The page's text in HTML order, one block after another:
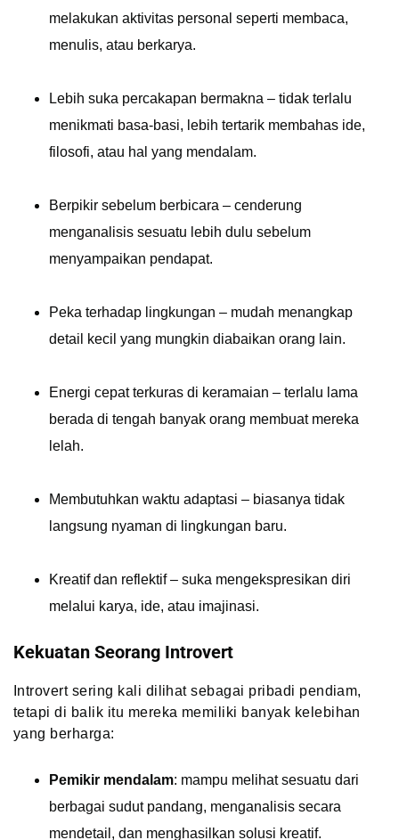
melakukan aktivitas personal seperti membaca,
menulis, atau berkarya.
Lebih suka percakapan bermakna – tidak terlalu
menikmati basa-basi, lebih tertarik membahas ide,
filosofi, atau hal yang mendalam.
Berpikir sebelum berbicara – cenderung
menganalisis sesuatu lebih dulu sebelum
menyampaikan pendapat.
Peka terhadap lingkungan – mudah menangkap
detail kecil yang mungkin diabaikan orang lain.
Energi cepat terkuras di keramaian – terlalu lama
berada di tengah banyak orang membuat mereka
lelah.
Membutuhkan waktu adaptasi – biasanya tidak
langsung nyaman di lingkungan baru.
Kreatif dan reflektif – suka mengekspresikan diri
melalui karya, ide, atau imajinasi.
Kekuatan Seorang Introvert
Introvert sering kali dilihat sebagai pribadi pendiam,
tetapi di balik itu mereka memiliki banyak kelebihan
yang berharga:
Pemikir mendalam: mampu melihat sesuatu dari
berbagai sudut pandang, menganalisis secara
mendetail, dan menghasilkan solusi kreatif.